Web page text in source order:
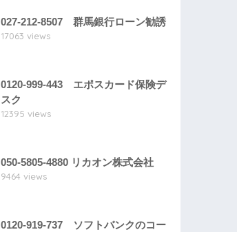
027-212-8507 群馬銀行ローン勧誘
17063 views
0120-999-443 エポスカード保険デ
スク
12395 views
050-5805-4880 リカオン株式会社
9464 views
0120-919-737 ソフトバンクのコー